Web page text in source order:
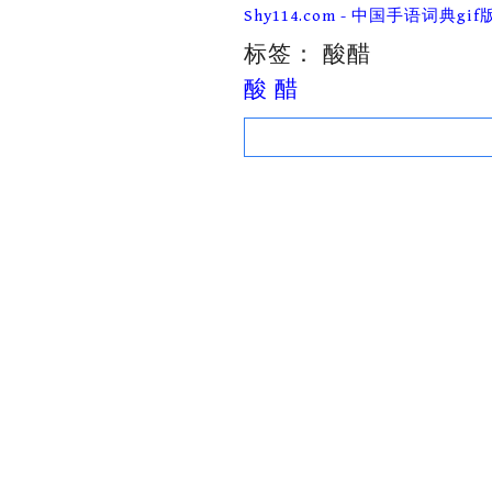
Skip
content
Shy114.com - 中国手语词典gif
标签： 酸醋
酸 醋
Search